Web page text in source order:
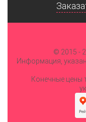
© 2015 -
Информация,
Конечные цены